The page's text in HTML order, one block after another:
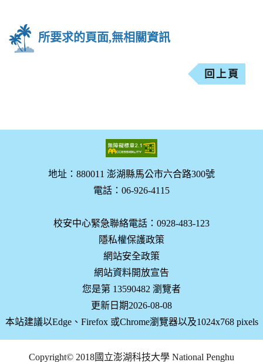
所要求的頁面,無相關資訊
回上頁
地址：880011 澎湖縣馬公市六合路300號
電話：06-926-4115
校安中心緊急聯絡電話：0928-483-123
隱私權保護政策
網站安全政策
網站資料開放宣告
您是第 13590482 瀏覽者
更新日期2026-08-08
本站建議以Edge、Firefox 或Chrome瀏覽器以及1024x768 pixels
Copyright© 2018國立澎湖科技大學 National Penghu